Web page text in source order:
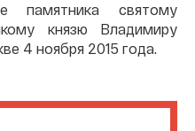
памятника святому
князю Владимиру
4 ноября 2015 года.